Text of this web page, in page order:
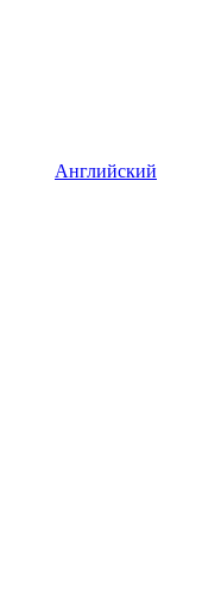
Английский